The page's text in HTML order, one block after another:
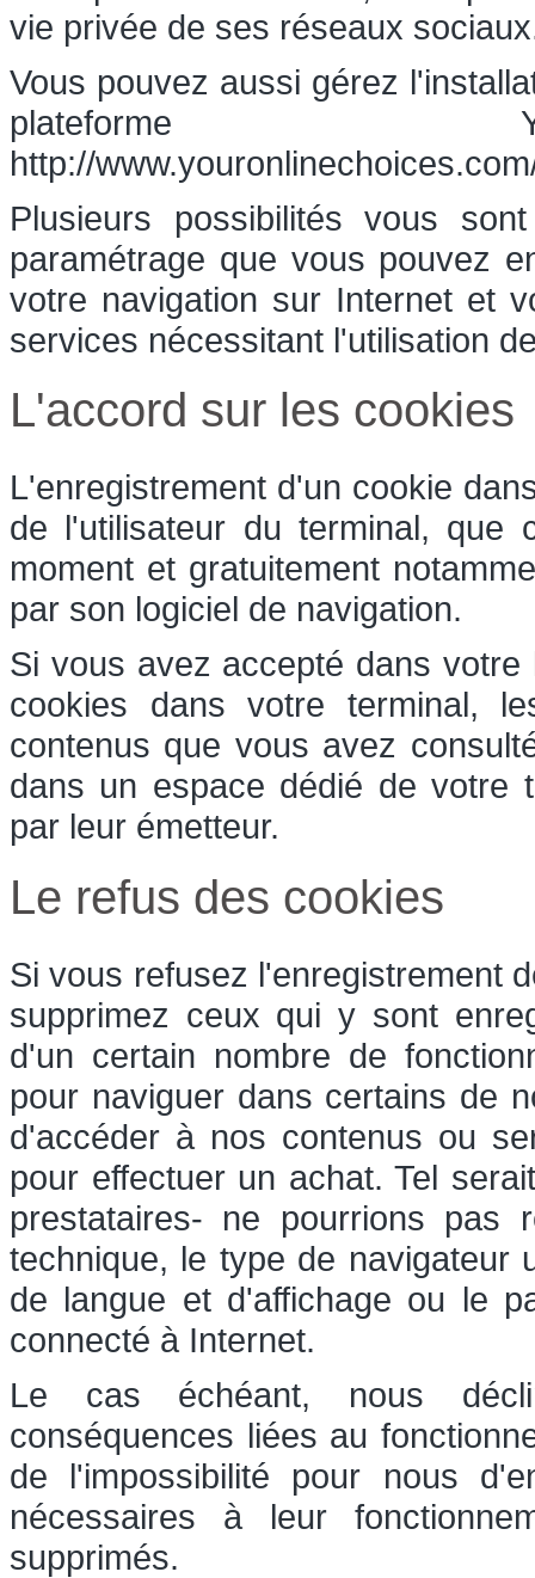
vie privée de ses réseaux
Vous pouvez aussi gérez
plateforme
http://
Plusieurs possibilités vous
paramétrage que vous pouvez
votre navigation sur Internet et
services nécessitant l'utilisation
L'accord sur les cookies
L'enregistrement d'un cookie
de l'utilisateur du terminal, que
moment et gratuitement
par son logiciel de navigation.
Si vous avez accepté dans
cookies dans votre terminal,
contenus que vous avez
dans un espace dédié de votre
par leur émetteur.
Le refus des cookies
Si vous refusez l'enregistrement
supprimez ceux qui y sont
d'un certain nombre de
pour naviguer dans certains de
d'accéder à nos contenus ou
pour effectuer un achat. Tel
prestataires- ne pourrions pas
technique, le type de navigateur
de langue et d'affichage ou le
connecté à Internet.
Le cas échéant, nous
conséquences liées au
de l'impossibilité pour nous
nécessaires à leur
supprimés.